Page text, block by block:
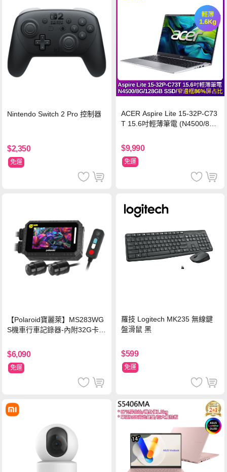
Nintendo Switch 2 Pro 控制器
$2,350
免運
ACER Aspire Lite 15-32P-C73
T 15.6吋輕薄筆電 (N4500/8G/
$9,990
免運
【Polaroid寶麗萊】MS283WG
S機車行車記錄器-內附32G卡
$6,090
免運
羅技 Logitech MK235 無線鍵
盤滑鼠 黑
$599
免運